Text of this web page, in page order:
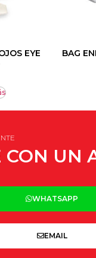
EYE
BAG
UN
WHATSAPP
EMAIL